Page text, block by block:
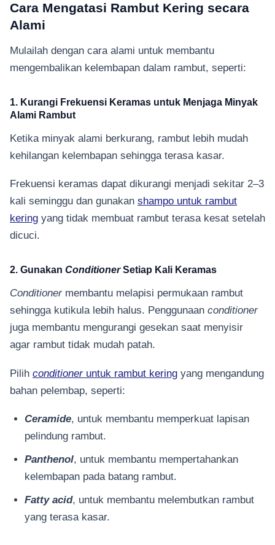
Cara Mengatasi Rambut Kering secara
Alami
Mulailah dengan cara alami untuk membantu
mengembalikan kelembapan dalam rambut, seperti:
1. Kurangi Frekuensi Keramas untuk Menjaga Minyak
Alami Rambut
Ketika minyak alami berkurang, rambut lebih mudah
kehilangan kelembapan sehingga terasa kasar.
Frekuensi keramas dapat dikurangi menjadi sekitar 2–3
kali seminggu dan gunakan shampo untuk rambut
kering yang tidak membuat rambut terasa kesat setelah
dicuci.
2. Gunakan ConditionerSetiap Kali Keramas
Conditioner membantu melapisi permukaan rambut
sehingga kutikula lebih halus. Penggunaan conditioner
juga membantu mengurangi gesekan saat menyisir
agar rambut tidak mudah patah.
Pilih conditioner untuk rambut kering yang mengandung
bahan pelembap, seperti:
Ceramide, untuk membantu memperkuat lapisan
pelindung rambut.
Panthenol, untuk membantu mempertahankan
kelembapan pada batang rambut.
Fatty acid, untuk membantu melembutkan rambut
yang terasa kasar.